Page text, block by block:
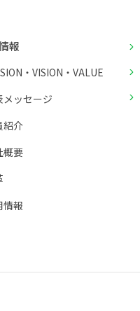
報
・VISION・VALUE
メッセージ
紹介
概要
情報